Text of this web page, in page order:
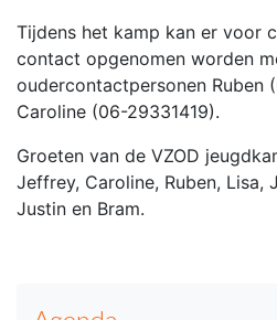
Tijdens het kamp kan er voor
contact opgenomen worden
oudercontactpersonen Ruben
Caroline (06-29331419).
Groeten van de VZOD
Jeffrey, Caroline, Ruben, Lisa,
Justin en Bram.